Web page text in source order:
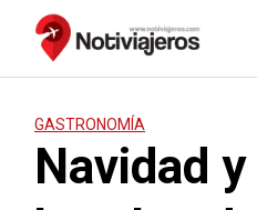
GASTRONOMÍA
Navidad